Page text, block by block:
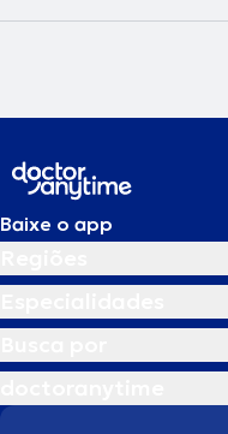
Baixe o app